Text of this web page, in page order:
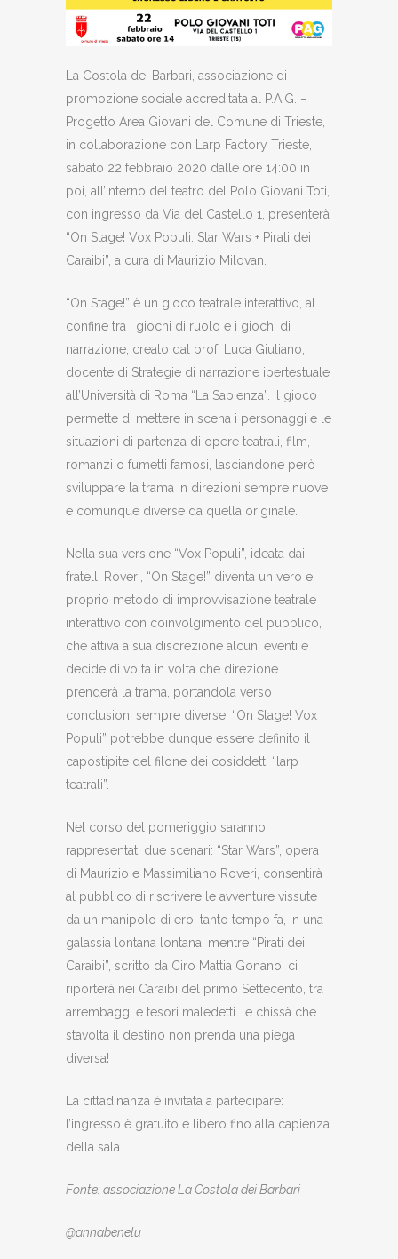
La Costola dei Barbari, associazione di
promozione sociale accreditata al P.A.G. –
Progetto Area Giovani del Comune di Trieste,
in collaborazione con Larp Factory Trieste,
sabato 22 febbraio 2020 dalle ore 14:00 in
poi, all’interno del teatro del Polo Giovani Toti,
con ingresso da Via del Castello 1, presenterà
“On Stage! Vox Populi: Star Wars + Pirati dei
Caraibi”, a cura di Maurizio Milovan.
“On Stage!” è un gioco teatrale interattivo, al
confine tra i giochi di ruolo e i giochi di
narrazione, creato dal prof. Luca Giuliano,
docente di Strategie di narrazione ipertestuale
all’Università di Roma “La Sapienza”. Il gioco
permette di mettere in scena i personaggi e le
situazioni di partenza di opere teatrali, film,
romanzi o fumetti famosi, lasciandone però
sviluppare la trama in direzioni sempre nuove
e comunque diverse da quella originale.
Nella sua versione “Vox Populi”, ideata dai
fratelli Roveri, “On Stage!” diventa un vero e
proprio metodo di improvvisazione teatrale
interattivo con coinvolgimento del pubblico,
che attiva a sua discrezione alcuni eventi e
decide di volta in volta che direzione
prenderà la trama, portandola verso
conclusioni sempre diverse. “On Stage! Vox
Populi” potrebbe dunque essere definito il
capostipite del filone dei cosiddetti “larp
teatrali”.
Nel corso del pomeriggio saranno
rappresentati due scenari: “Star Wars”, opera
di Maurizio e Massimiliano Roveri, consentirà
al pubblico di riscrivere le avventure vissute
da un manipolo di eroi tanto tempo fa, in una
galassia lontana lontana; mentre “Pirati dei
Caraibi”, scritto da Ciro Mattia Gonano, ci
riporterà nei Caraibi del primo Settecento, tra
arrembaggi e tesori maledetti… e chissà che
stavolta il destino non prenda una piega
diversa!
La cittadinanza è invitata a partecipare:
l’ingresso è gratuito e libero fino alla capienza
della sala.
Fonte: associazione La Costola dei Barbari
@annabenelu